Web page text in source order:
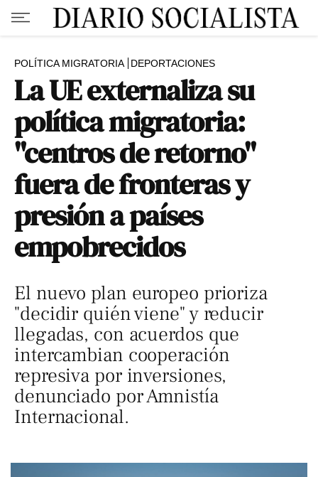
POLÍTICA MIGRATORIA DEPORTACIONES
La UE externaliza su
política migratoria:
"centros de retorno"
fuera de fronteras y
presión a países
empobrecidos
El nuevo plan europeo prioriza
"decidir quién viene" y reducir
llegadas, con acuerdos que
intercambian cooperación
represiva por inversiones,
denunciado por Amnistía
Internacional.